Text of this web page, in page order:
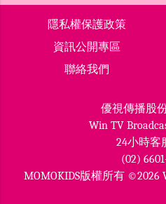
隱私權保護政策
資訊公開專區
聯絡我們
優視傳播股
Win TV
24小時客
(02)
MOMOKIDS版權所有 ©2026